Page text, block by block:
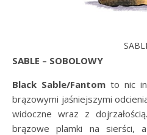
SABLE – SOBOLOWY
Black Sable/Fantom to nic
brązowymi jaśniejszymi
widoczne wraz z
brązowe plamki na sierści,